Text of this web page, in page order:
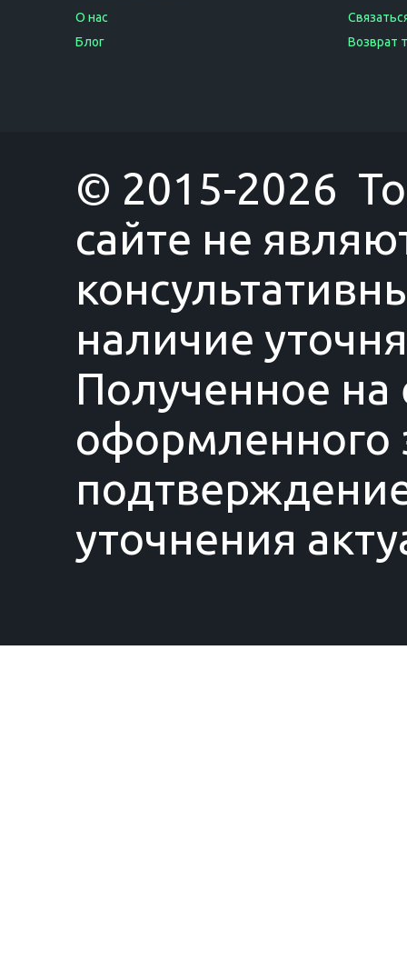
О нас
Блог
Возврат
© 2015-2026
сайте не
наличие
Полученное на
оформленного
уточнения